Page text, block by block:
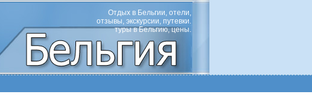
Отдых в Бельгии, отели,
отзывы, экскурсии, путевки.
туры в Бельгию, цены.